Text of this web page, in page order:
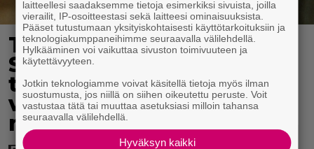
Tänän tv:ssä: Esko
Salminen ja Satu Silvo
tekevät hienot pääroolit
vuoden 1984
menestyselokuvassa
laitteellesi saadaksemme tietoja esimerkiksi sivuista, joilla
vierailit, IP-osoitteestasi sekä laitteesi ominaisuuksista.
Pääset tutustumaan yksityiskohtaisesti käyttötarkoituksiin ja
teknologiakumppaneihimme seuraavalla välilehdellä.
Hylkääminen voi vaikuttaa sivuston toimivuuteen ja
käytettävyyteen.
Jotkin teknologiamme voivat käsitellä tietoja myös ilman
suostumusta, jos niillä on siihen oikeutettu peruste. Voit
vastustaa tätä tai muuttaa asetuksiasi milloin tahansa
seuraavalla välilehdellä.
Hyväksyn kaikki